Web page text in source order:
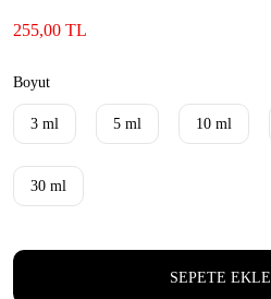
255,00 TL
Boyut
3 ml 5 ml 10 ml
30 ml
SEPETE EKLE